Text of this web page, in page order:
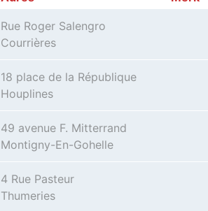
Rue Roger Salengro
Courrières
18 place de la République
Houplines
49 avenue F. Mitterrand
Montigny-En-Gohelle
4 Rue Pasteur
Thumeries